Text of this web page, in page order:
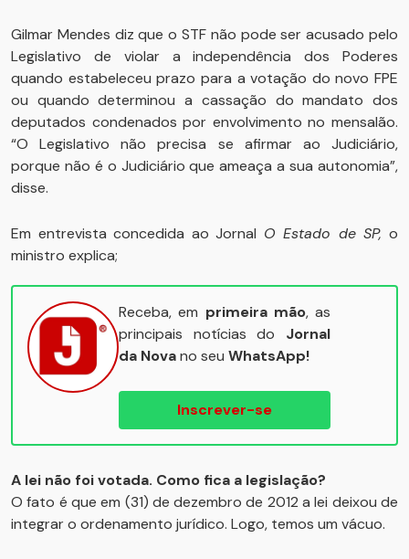
Gilmar Mendes diz que o STF não pode ser acusado pelo
Legislativo de violar a independência dos Poderes
quando estabeleceu prazo para a votação do novo FPE
ou quando determinou a cassação do mandato dos
deputados condenados por envolvimento no mensalão.
“O Legislativo não precisa se afirmar ao Judiciário,
porque não é o Judiciário que ameaça a sua autonomia”,
disse.
Em entrevista concedida ao Jornal O Estado de SP, o
ministro explica;
Receba, em primeira mão, as
principais notícias do Jornal
da Novano seu WhatsApp!
Inscrever-se
A lei não foi votada. Como fica a legislação?
O fato é que em (31) de dezembro de 2012 a lei deixou de
integrar o ordenamento jurídico. Logo, temos um vácuo.